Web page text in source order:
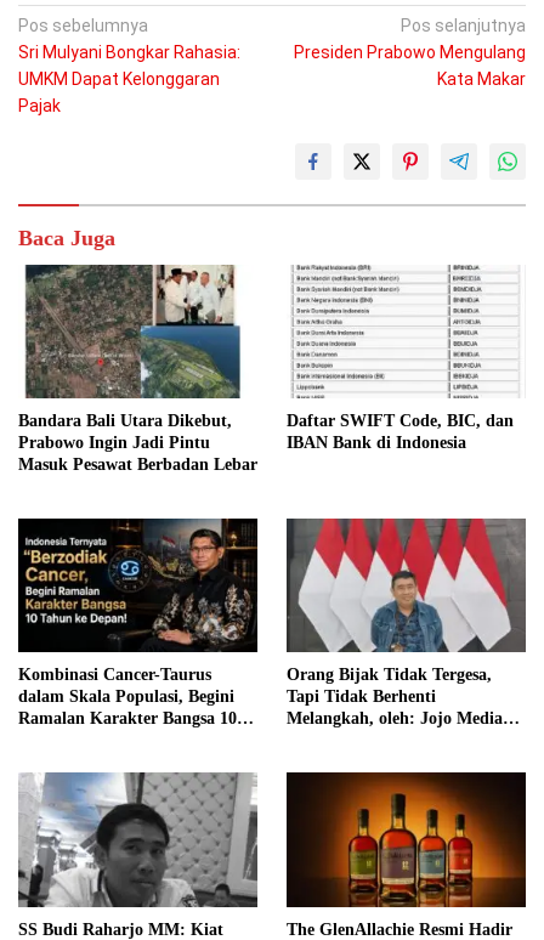
Navigasi
pos
Pos sebelumnya
Sri Mulyani Bongkar Rahasia:
UMKM Dapat Kelonggaran
Pajak
Pos selanjutnya
Presiden Prabowo Mengulang
Kata Makar
Baca Juga
Bandara Bali Utara Dikebut,
Prabowo Ingin Jadi Pintu
Masuk Pesawat Berbadan Lebar
Daftar SWIFT Code, BIC, dan
IBAN Bank di Indonesia
Kombinasi Cancer-Taurus
dalam Skala Populasi, Begini
Ramalan Karakter Bangsa 10
Orang Bijak Tidak Tergesa,
Tapi Tidak Berhenti
Melangkah, oleh: Jojo Media
SS Budi Raharjo MM: Kiat
The GlenAllachie Resmi Hadir